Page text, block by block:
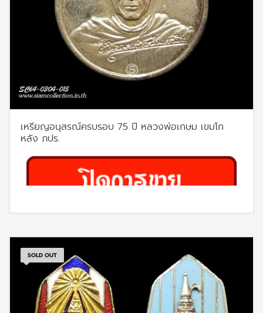
เหรียญอนุสรณ์ครบรอบ 75 ปี หลวงพ่อเกษม เขมโก
หลัง ภปร.
SOLD OUT